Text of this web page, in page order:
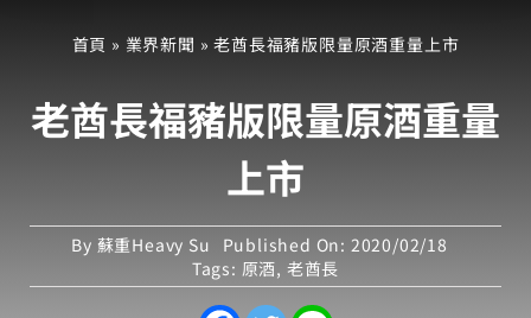
首頁 » 業界新聞 »老酋長福豬版限量原酒重量上市
老酋長福豬版限量原酒重量
上市
By 蘇重Heavy Su
Published On: 2020/02/18
Tags: 原酒, 老酋長